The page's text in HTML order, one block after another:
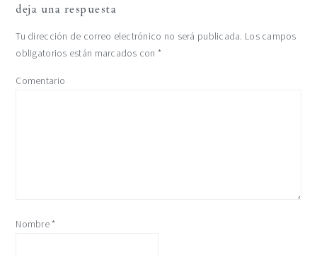
deja una respuesta
Tu dirección de correo electrónico no será publicada. Los campos
obligatorios están marcados con *
Comentario
Nombre *